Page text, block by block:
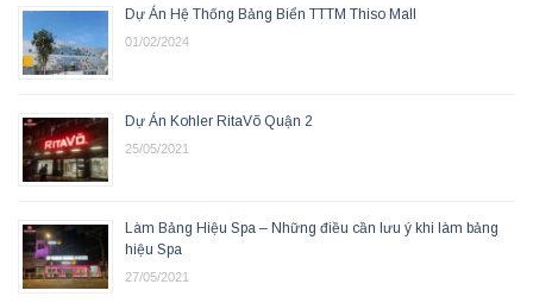
Dự Án Hệ Thống Bảng Biển TTTM Thiso Mall
01/02/2024
Dự Án Kohler RitaVõ Quận 2
25/05/2021
Làm Bảng Hiệu Spa – Những điều cần lưu ý khi làm bảng
hiệu Spa
27/05/2021